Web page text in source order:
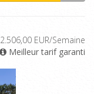
2.506,00 EUR/Semaine
Meilleur tarif garanti